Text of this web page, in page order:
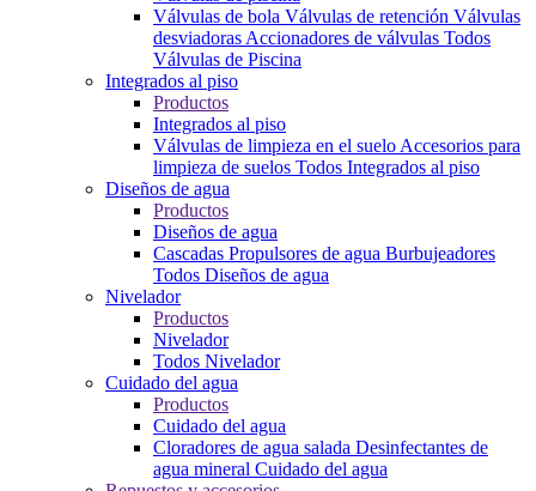
Válvulas de bola Válvulas de retención Válvulas
desviadoras Accionadores de válvulas Todos
Válvulas de Piscina
Integrados al piso
Productos
Integrados al piso
Válvulas de limpieza en el suelo Accesorios para
limpieza de suelos Todos Integrados al piso
Diseños de agua
Productos
Diseños de agua
Cascadas Propulsores de agua Burbujeadores
Todos Diseños de agua
Nivelador
Productos
Nivelador
Todos Nivelador
Cuidado del agua
Productos
Cuidado del agua
Cloradores de agua salada Desinfectantes de
agua mineral Cuidado del agua